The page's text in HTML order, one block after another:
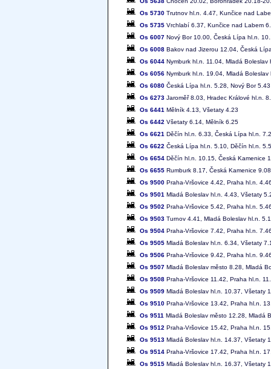
Os 5730 Trutnov hl.n. 4.47, Kunčice nad
Os 5735 Vrchlabí 6.37, Kunčice nad Labem
Os 6007 Nový Bor 10.00, Česká Lípa hl.n.
Os 6008 Bakov nad Jizerou 12.04, Česká
Os 6044 Nymburk hl.n. 11.04, Mladá
Os 6056 Nymburk hl.n. 19.04, Mladá
Os 6080 Česká Lípa hl.n. 5.28, Nový Bor 5.43
Os 6273 Jaroměř 8.03, Hradec Králové hl.n.
Os 6441 Mělník 4.13, Všetaty 4.23
Os 6442 Všetaty 6.14, Mělník 6.25
Os 6621 Děčín hl.n. 6.33, Česká Lípa hl.n.
Os 6622 Česká Lípa hl.n. 5.10, Děčín hl.n.
Os 6654 Děčín hl.n. 10.15, Česká Kamenice
Os 6655 Rumburk 8.17, Česká Kamenice
Os 9500 Praha-Vršovice 4.42, Praha hl.n.
Os 9501 Mladá Boleslav hl.n. 4.43, Všetaty
Os 9502 Praha-Vršovice 5.42, Praha hl.n.
Os 9503 Turnov 4.41, Mladá Boleslav hl.n.
Os 9504 Praha-Vršovice 7.42, Praha hl.n.
Os 9505 Mladá Boleslav hl.n. 6.34, Všetaty
Os 9506 Praha-Vršovice 9.42, Praha hl.n.
Os 9507 Mladá Boleslav město 8.28, Mladá
Os 9508 Praha-Vršovice 11.42, Praha hl.n.
Os 9509 Mladá Boleslav hl.n. 10.37, Všetaty
Os 9510 Praha-Vršovice 13.42, Praha hl.n.
Os 9511 Mladá Boleslav město 12.28, Mladá
Os 9512 Praha-Vršovice 15.42, Praha hl.n.
Os 9513 Mladá Boleslav hl.n. 14.37, Všetaty
Os 9514 Praha-Vršovice 17.42, Praha hl.n.
Os 9515 Mladá Boleslav hl.n. 16.37, Všetaty